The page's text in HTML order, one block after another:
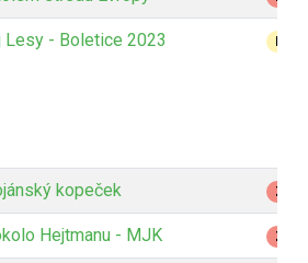
Lesy - Boletice 2023
kopeček Z
Hejtmanu - MJK Z